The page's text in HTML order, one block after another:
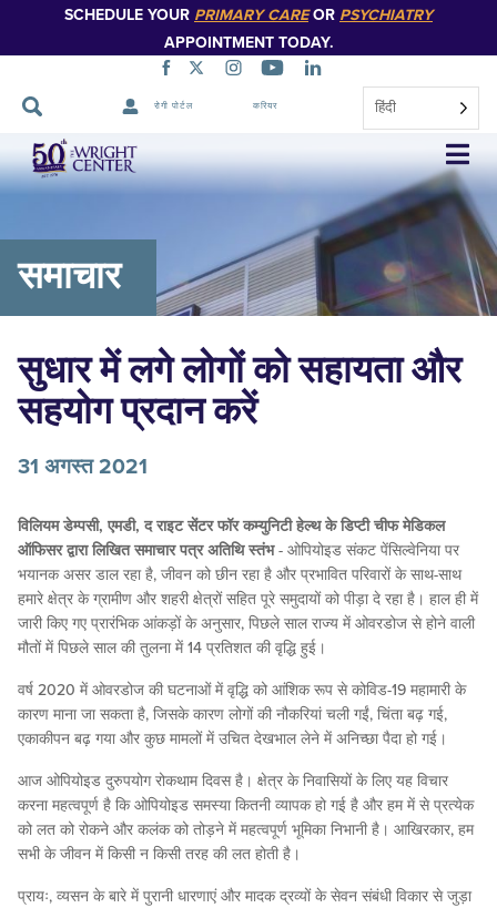
SCHEDULE YOUR PRIMARY CAREOR PSYCHIATRY
APPOINTMENT TODAY.
रोगी पोर्टल करियर हिंदी
नेविगेशन
छोड़ें
समाचार
सुधार में लगे लोगों को सहायता और
सहयोग प्रदान करें
31 अगस्त 2021
विलियम डेम्पसी, एमडी, द राइट सेंटर फॉर कम्युनिटी हेल्थ के डिप्टी चीफ मेडिकल
ऑफिसर द्वारा लिखित समाचार पत्र अतिथि स्तंभ- ओपियोइड संकट पेंसिल्वेनिया पर
भयानक असर डाल रहा है, जीवन को छीन रहा है और प्रभावित परिवारों के साथ-साथ
हमारे क्षेत्र के ग्रामीण और शहरी क्षेत्रों सहित पूरे समुदायों को पीड़ा दे रहा है। हाल ही में
जारी किए गए प्रारंभिक आंकड़ों के अनुसार, पिछले साल राज्य में ओवरडोज से होने वाली
मौतों में पिछले साल की तुलना में 14 प्रतिशत की वृद्धि हुई।
वर्ष 2020 में ओवरडोज की घटनाओं में वृद्धि को आंशिक रूप से कोविड-19 महामारी के
कारण माना जा सकता है, जिसके कारण लोगों की नौकरियां चली गईं, चिंता बढ़ गई,
एकाकीपन बढ़ गया और कुछ मामलों में उचित देखभाल लेने में अनिच्छा पैदा हो गई।
आज ओपियोइड दुरुपयोग रोकथाम दिवस है। क्षेत्र के निवासियों के लिए यह विचार
करना महत्वपूर्ण है कि ओपियोइड समस्या कितनी व्यापक हो गई है और हम में से प्रत्येक
को लत को रोकने और कलंक को तोड़ने में महत्वपूर्ण भूमिका निभानी है। आखिरकार, हम
सभी के जीवन में किसी न किसी तरह की लत होती है।
प्रायः, व्यसन के बारे में पुरानी धारणाएं और मादक द्रव्यों के सेवन संबंधी विकार से जुड़ा